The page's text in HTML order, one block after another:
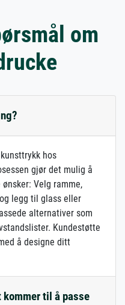
om
hos
gjør det mulig å
Velg ramme,
legg til glass eller
alternativer som
Kundestøtte
å designe ditt
til å passe